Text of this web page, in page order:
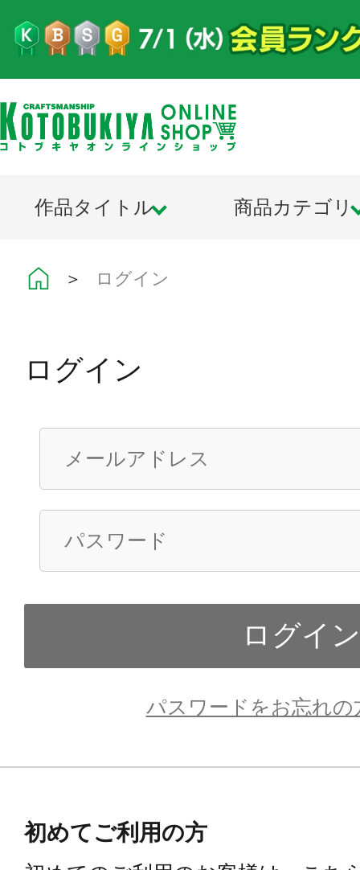
作品タイトル 商品カテゴリ
＞ ログイン
ログイン
パスワードをお忘れの
初めてご利用の方